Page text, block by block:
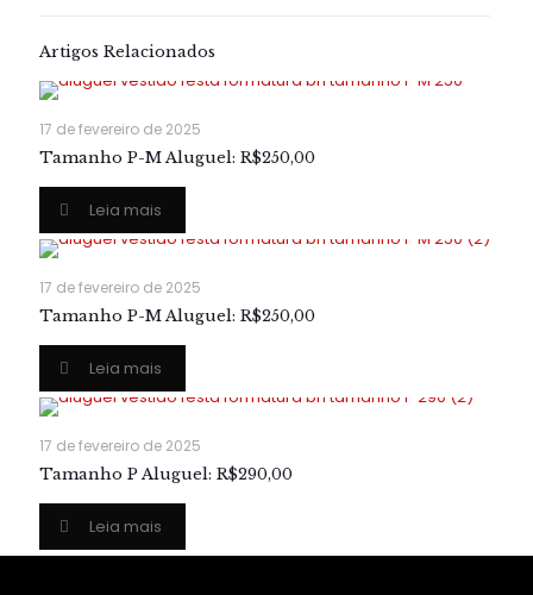
Artigos Relacionados
17 de fevereiro de 2025
Tamanho P-M Aluguel: R$250,00
Leia mais
17 de fevereiro de 2025
Tamanho P-M Aluguel: R$250,00
Leia mais
17 de fevereiro de 2025
Tamanho P Aluguel: R$290,00
Leia mais